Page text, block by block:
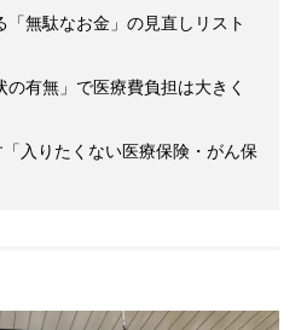
無駄なお金」の見直しリスト
有無」で医療費負担は大きく
入りたくない医療保険・がん保